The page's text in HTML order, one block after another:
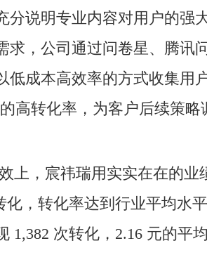
分说明专业内容对用户的强
求，公司通过问卷星、腾讯
低成本高效率的方式收集用
高转化率，为客户后续策
上，宸祎瑞用实实在在的业
化，转化率达到行业平均水
1,382 次转化，2.16 元的平